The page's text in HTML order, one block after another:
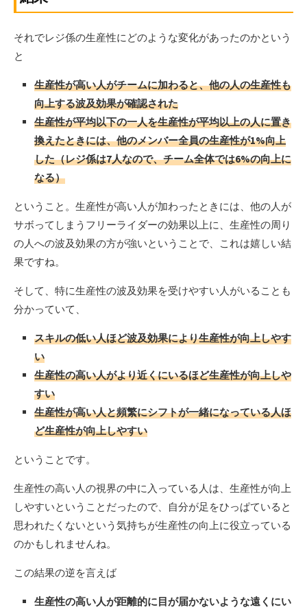
それでレジ係の生産性にどのような変化があったのかという
と
生産性が高い人がチームに加わると、他の人の生産性も
向上する波及効果が確認された
生産性が平均以下の一人を生産性が平均以上の人に置き
換えたときには、他のメンバー全員の生産性が1%向上
した（レジ係は7人なので、チーム全体では6%の向上に
なる）
ということ。生産性が高い人が加わったときには、他の人が
サボってしまうフリーライダーの効果以上に、生産性の周り
の人への波及効果の方が強いということで、これは嬉しい結
果ですね。
そして、特に生産性の波及効果を受けやすい人がいることも
分かっていて、
スキルの低い人ほど波及効果により生産性が向上しやす
い
生産性の高い人がより近くにいるほど生産性が向上しや
すい
生産性が高い人と頻繁にシフトが一緒になっている人ほ
ど生産性が向上しやすい
ということです。
生産性の高い人の視界の中に入っている人は、生産性が向上
しやすいということだったので、自分が足をひっぱていると
思われたくないという気持ちが生産性の向上に役立っている
のかもしれませんね。
この結果の逆を言えば
生産性の高い人が距離的に目が届かないような遠くにい